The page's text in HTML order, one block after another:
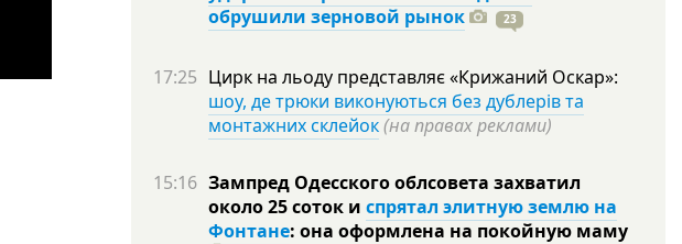
обрушили зерновой рынок
23
17:25 Цирк на льоду представляє «Крижаний Оскар»:
шоу, де трюки виконуються без дублерів та
монтажних склейок(на правах реклами)
15:16 Зампред Одесского облсовета захватил
около 25 соток и спрятал элитную землю на
Фонтане: она оформлена на покойную маму